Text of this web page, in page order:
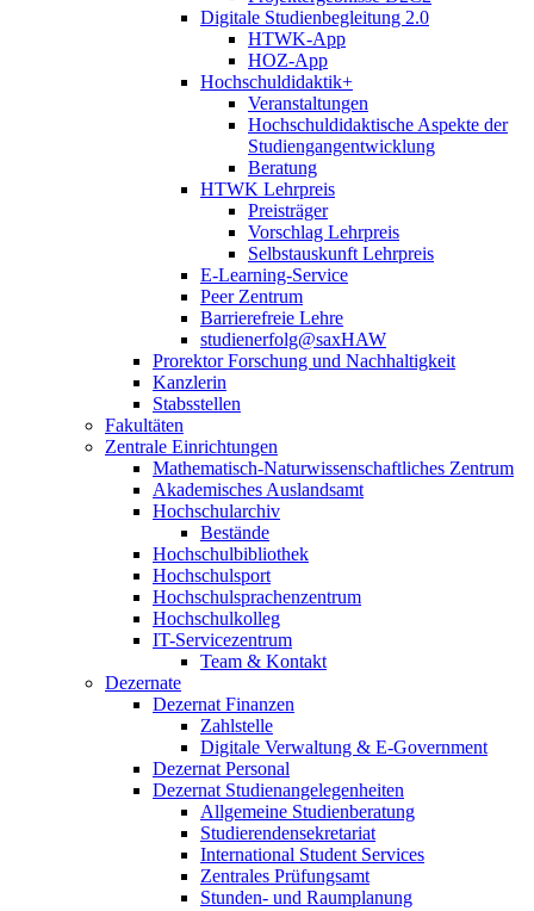
Digitale Studienbegleitung 2.0
HTWK-App
HOZ-App
Hochschuldidaktik+
Veranstaltungen
Hochschuldidaktische Aspekte der
Studiengangentwicklung
Beratung
HTWK Lehrpreis
Preisträger
Vorschlag Lehrpreis
Selbstauskunft Lehrpreis
E-Learning-Service
Peer Zentrum
Barrierefreie Lehre
studienerfolg@saxHAW
Prorektor Forschung und Nachhaltigkeit
Kanzlerin
Stabsstellen
Fakultäten
Zentrale Einrichtungen
Mathematisch-Naturwissenschaftliches Zentrum
Akademisches Auslandsamt
Hochschularchiv
Bestände
Hochschulbibliothek
Hochschulsport
Hochschulsprachenzentrum
Hochschulkolleg
IT-Servicezentrum
Team & Kontakt
Dezernate
Dezernat Finanzen
Zahlstelle
Digitale Verwaltung & E-Government
Dezernat Personal
Dezernat Studienangelegenheiten
Allgemeine Studienberatung
Studierendensekretariat
International Student Services
Zentrales Prüfungsamt
Stunden- und Raumplanung